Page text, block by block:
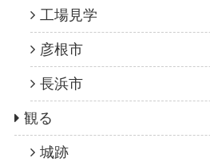
工場見学
彦根市
長浜市
観る
城跡